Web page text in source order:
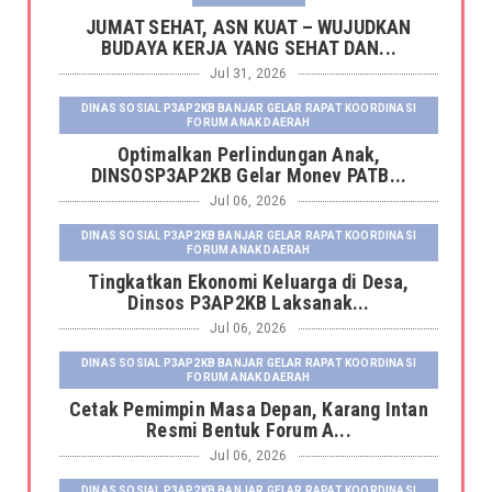
JUMAT SEHAT, ASN KUAT – WUJUDKAN
BUDAYA KERJA YANG SEHAT DAN...
Jul 31, 2026
DINAS SOSIAL P3AP2KB BANJAR GELAR RAPAT KOORDINASI
FORUM ANAK DAERAH
Optimalkan Perlindungan Anak,
DINSOSP3AP2KB Gelar Monev PATB...
Jul 06, 2026
DINAS SOSIAL P3AP2KB BANJAR GELAR RAPAT KOORDINASI
FORUM ANAK DAERAH
Tingkatkan Ekonomi Keluarga di Desa,
Dinsos P3AP2KB Laksanak...
Jul 06, 2026
DINAS SOSIAL P3AP2KB BANJAR GELAR RAPAT KOORDINASI
FORUM ANAK DAERAH
Cetak Pemimpin Masa Depan, Karang Intan
Resmi Bentuk Forum A...
Jul 06, 2026